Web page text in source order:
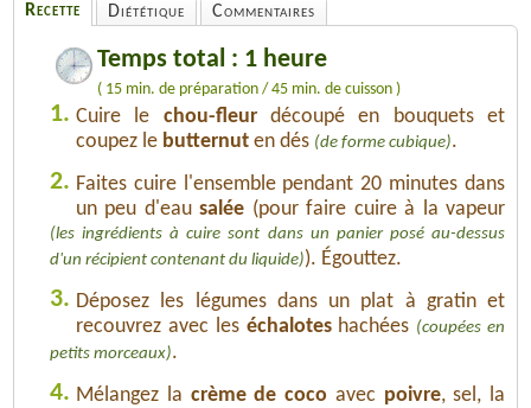
Recette Diététique Commentaires
Temps total : 1 heure
( 15 min. de préparation / 45 min. de cuisson )
1. Cuire le chou-fleurdécoupé en bouquets et
coupez le butternut en dés (de forme cubique).
2. Faites cuire l'ensemble pendant 20 minutes dans
un peu d'eausalée (pour faire cuire à la vapeur
(les ingrédients à cuire sont dans un panier posé au-dessus
d'un récipient contenant du liquide)). Égouttez.
3. Déposez les légumes dans un plat à gratin et
recouvrez avec les échaloteshachées (coupées en
petits morceaux).
4. Mélangez la crème de coco avec poivre, sel, la